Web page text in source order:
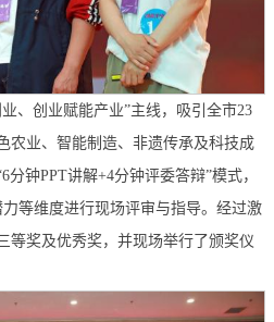
、创业赋能产业”主线，吸引全市23
农业、智能制造、非遗传承及科技成
钟PPT讲解+4分钟评委答辩”模式，
等维度进行现场评审与指导。经过激
等奖及优秀奖，并现场举行了颁奖仪